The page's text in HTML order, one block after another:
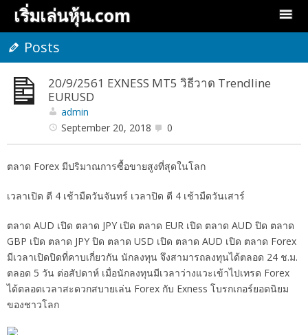
เริ่มเล่นหุ้น.com
Posts
20/9/2561 EXNESS MT5 วิธีวาด Trendline
EURUSD
admin
September 20, 2018
0
ตลาด Forex มีปริมาณการซื้อขายสูงที่สุดในโลก
เวลาเปิด ตี 4 เช้ามืดวันจันทร์ เวลาปิด ตี 4 เช้ามืดวันเสาร์
ตลาด AUD เปิด ตลาด JPY เปิด ตลาด EUR เปิด ตลาด AUD ปิด ตลาด
GBP เปิด ตลาด JPY ปิด ตลาด USD เปิด ตลาด AUD เปิด ตลาด Forex
มีเวลาเปิดปิดที่คาบเกี่ยวกัน นักลงทุน จึงสามารถลงทุนได้ตลอด 24 ช.ม.
ตลอด 5 วัน ต่อสัปดาห์ เมื่อนักลงทุนมีเวลาว่างแวะเข้าไปเทรด Forex
ได้ตลอดเวลาสะดวกสบายเล่น Forex กับ Exness โบรกเกอร์ยอดนิยม
ของชาวโลก